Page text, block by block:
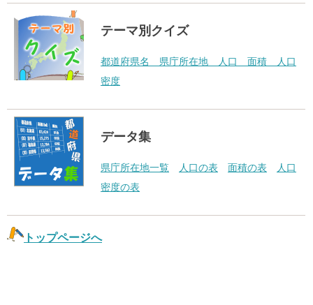
テーマ別クイズ
都道府県名 県庁所在地 人口 面積 人口
密度
データ集
県庁所在地一覧 人口の表 面積の表
人口
密度の表
トップページへ